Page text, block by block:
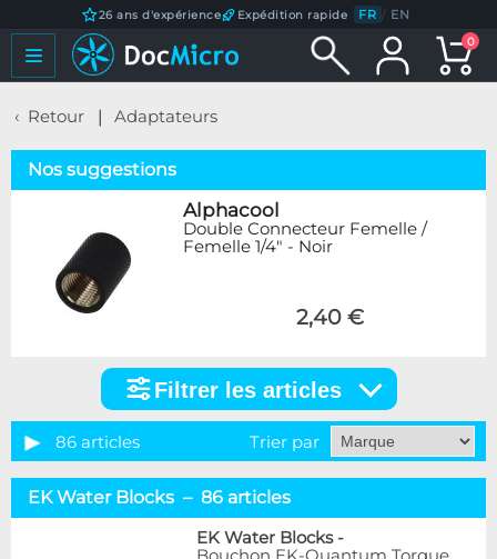
26 ans d'expérience Expédition rapide FR / EN
0
Retour Adaptateurs
Nos suggestions
Alphacool
Double Connecteur Femelle /
Femelle 1/4" - Noir
2,40 €
articles
Catégorie
Passe-Cloison
4
11
Filtrer les articles
86 articles Trier par
EK Water Blocks – 86 articles
EK Water Blocks-